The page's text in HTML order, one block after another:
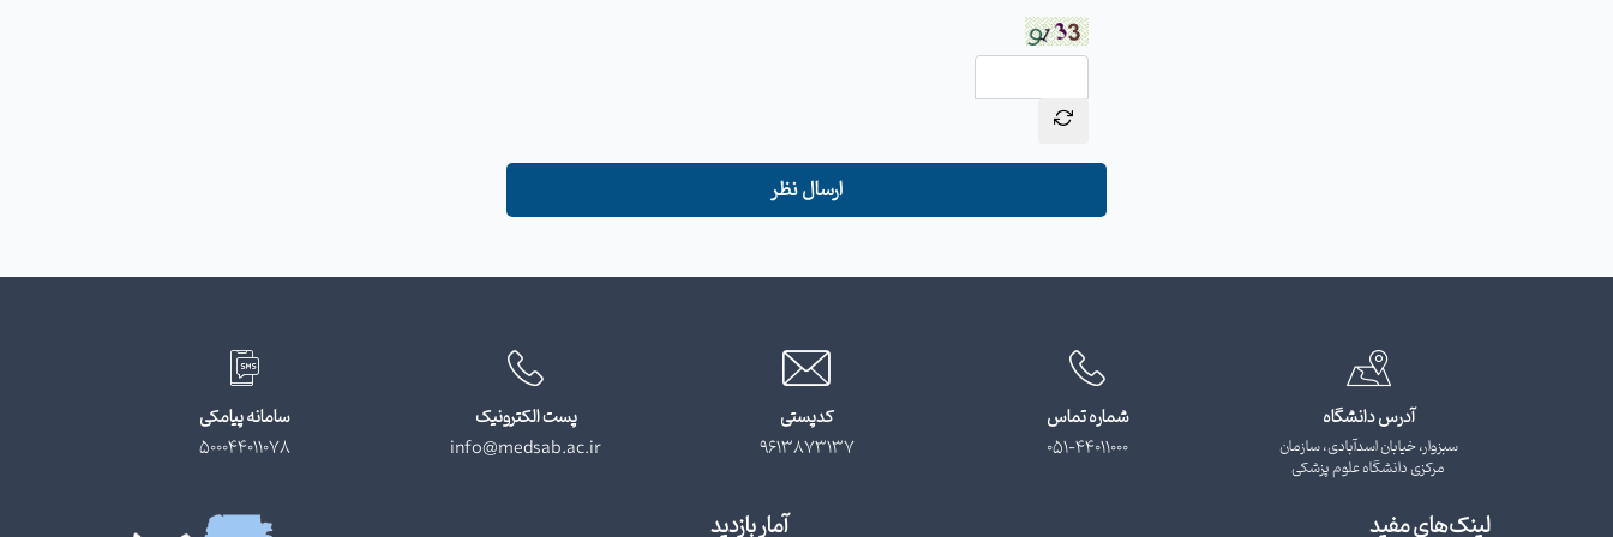
ارسال نظر
آدرس دانشگاه
سبزوار، خیابان اسدآبادی، سازمان
مرکزی دانشگاه علوم پزشکی
شماره تماس
051-44011000
کدپستی
9613873137
پست الکترونیک
info@medsab.ac.ir
سامانه پیامکی
500044011078
لینک‌های مفید آمار بازدید